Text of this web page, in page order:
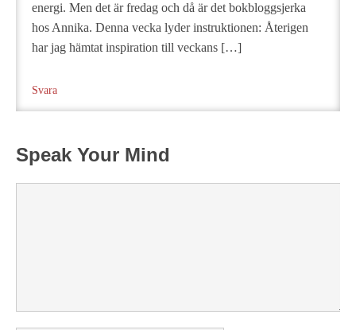
energi. Men det är fredag och då är det bokbloggsjerka
hos Annika. Denna vecka lyder instruktionen: Återigen
har jag hämtat inspiration till veckans […]
Svara
Speak Your Mind